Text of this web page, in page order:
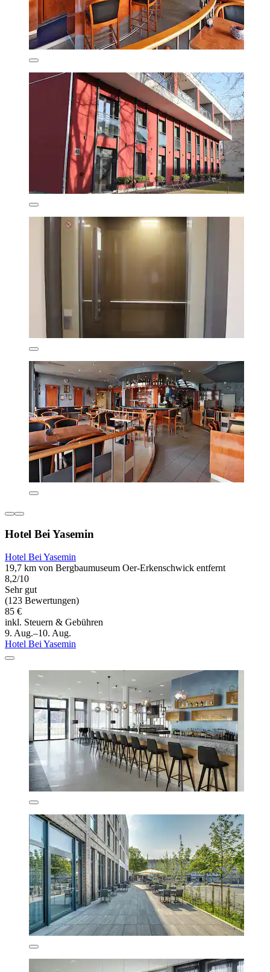
Hotel Bei Yasemin
Hotel Bei Yasemin
19,7 km von Bergbaumuseum Oer-Erkenschwick entfernt
8,2/10
Sehr gut
(123 Bewertungen)
85 €
inkl. Steuern & Gebühren
9. Aug.–10. Aug.
Hotel Bei Yasemin